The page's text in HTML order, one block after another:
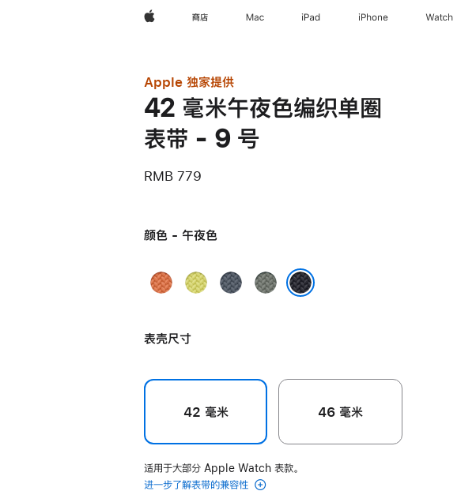
Apple 商店 Mac iPad iPhone Watch
Apple 独家提供
42 毫米午夜色编织单圈
表带 - 9 号
RMB 779
颜色 - 午夜色
姜
色
霓
色
铁
灰
表壳尺寸
42 毫米 46 毫米
适用于大部分 Apple Watch 表款。
进一步了解表带的兼容性